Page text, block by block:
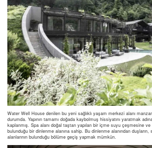
Water Well House denilen bu yeni sağlıklı yaşam merkezi alanı
durumda. Yapının tamamı doğada kaybolmuş hissiyatını yaratmak
kaplanmış. Spa alanı doğal taştan yapılan bir içme suyu çeşmesine
bulunduğu bir dinlenme alanına sahip. Bu dinlenme alanından duşların,
alanlarının bulunduğu bölüme geçiş yapmak mümkün.